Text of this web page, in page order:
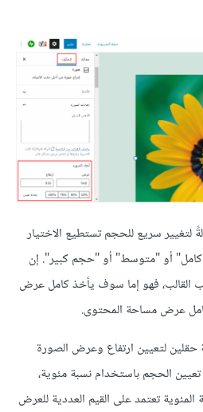
سريع للحجم تستطيع الاختيار
أو "متوسط" أو "حجم كبير". إن
فهو إما سوف يأخذ كامل عرض
عرض مساحة المحتوى.
حقلين لتعيين ارتفاع وعرض الصورة
الحجم باستخدام نسبة مئوية،
المئوية تعتمد على القيم العددية للعرض